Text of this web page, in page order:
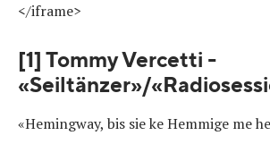
</iframe>
[1] Tommy Vercetti -
«Seiltänzer»/
«Hemingway, bis sie ke Hemmige me